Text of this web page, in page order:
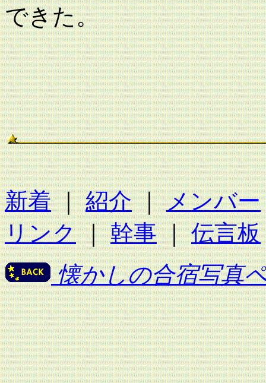
できた。
新着｜紹介｜メンバー
リンク｜幹事｜伝言板
懐かしの合宿写真